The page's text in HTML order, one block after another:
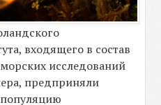
входящего в состав
исследований
предприняли